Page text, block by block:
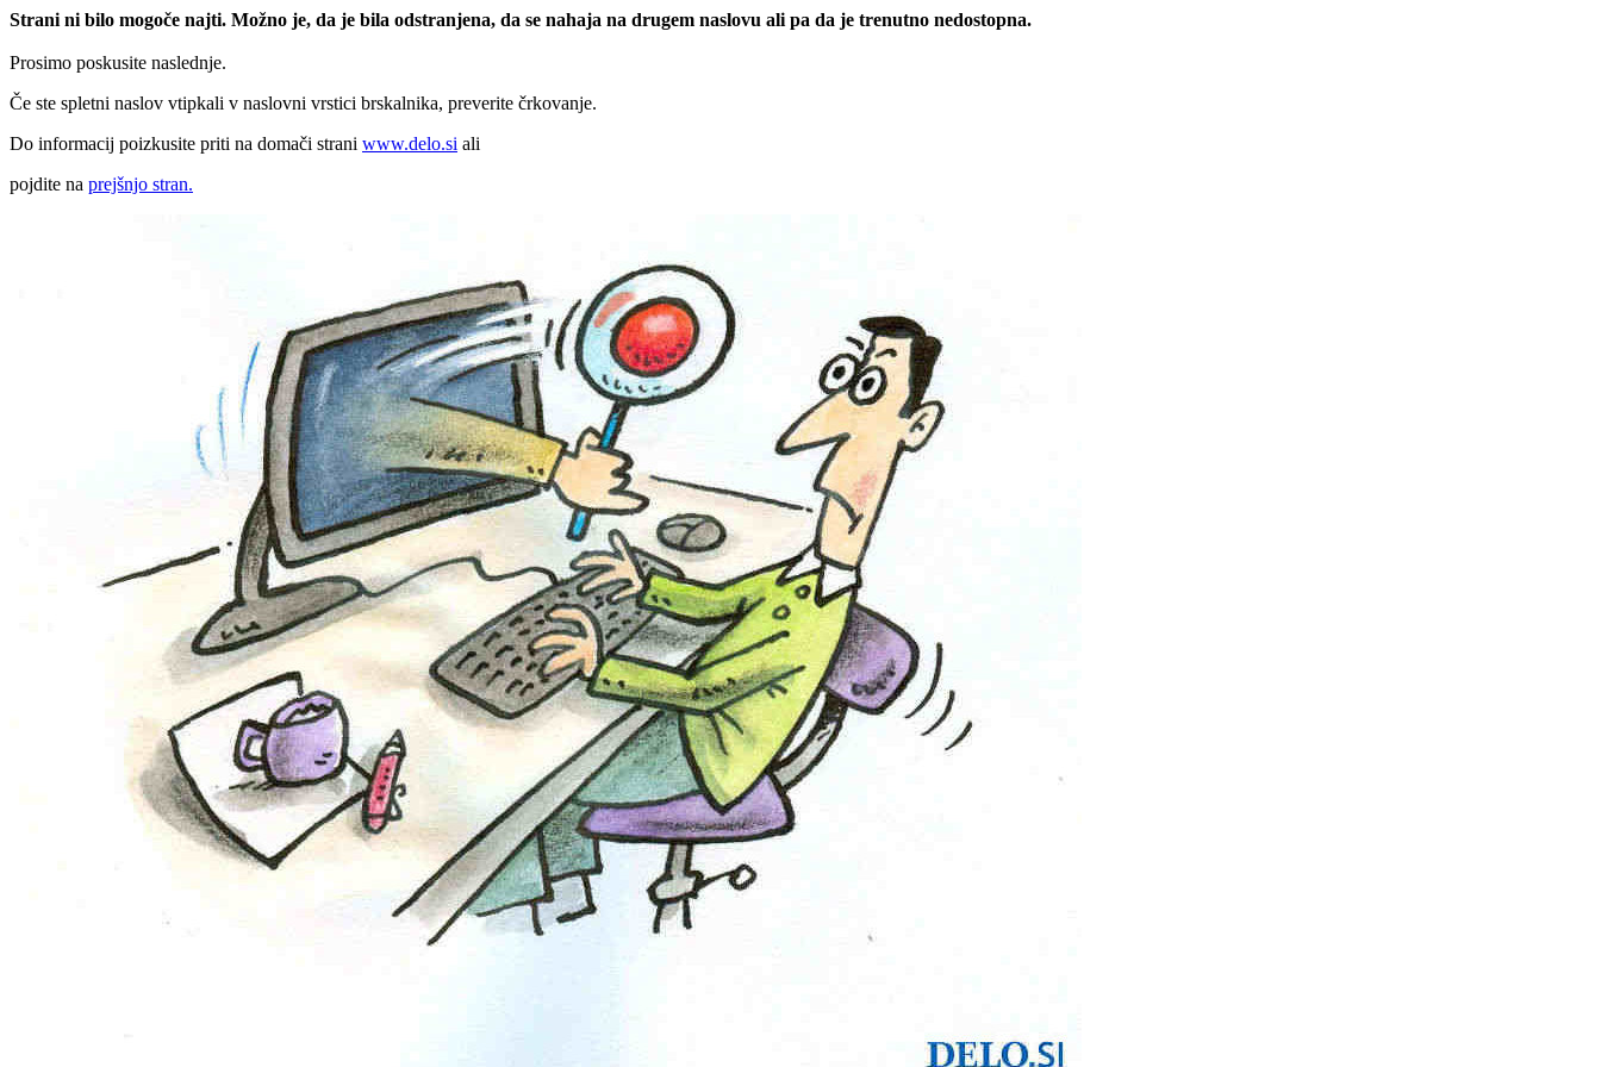
Strani ni bilo mogoče najti. Možno je, da je bila odstranjena, da se nahaja na drugem naslovu ali pa da je trenutno nedostopna.
Prosimo poskusite naslednje.
Če ste spletni naslov vtipkali v naslovni vrstici brskalnika, preverite črkovanje.
Do informacij poizkusite priti na domači strani www.delo.si ali
pojdite na prejšnjo stran.